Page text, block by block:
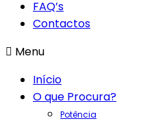
FAQ’s
Contactos
Menu
Início
O que Procura?
Potência